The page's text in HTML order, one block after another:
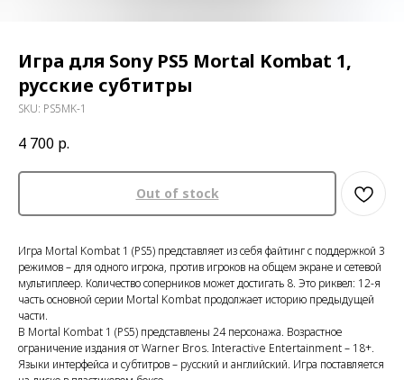
Игра для Sony PS5 Mortal Kombat 1,
русские субтитры
SKU: PS5MK-1
4 700 р.
Out of stock
Игра Mortal Kombat 1 (PS5) представляет из себя файтинг с поддержкой 3
режимов – для одного игрока, против игроков на общем экране и сетевой
мультиплеер. Количество соперников может достигать 8. Это риквел: 12-я
часть основной серии Mortal Kombat продолжает историю предыдущей
части.
В Mortal Kombat 1 (PS5) представлены 24 персонажа. Возрастное
ограничение издания от Warner Bros. Interactive Entertainment – 18+.
Языки интерфейса и субтитров – русский и английский. Игра поставляется